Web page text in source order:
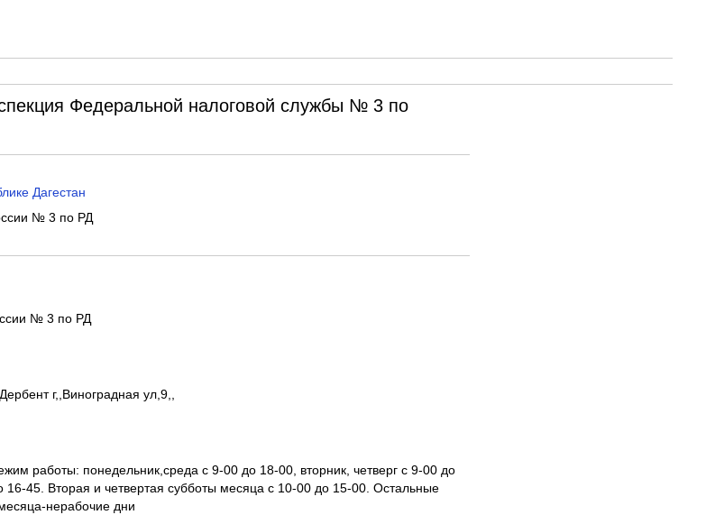
Федеральной налоговой службы № 3 по
Дагестан
№ 3 по РД
№ 3 по РД
г,,Виноградная ул,9,,
работы: понедельник,среда с 9-00 до 18-00, вторник, четверг с 9-00 до
16-45. Вторая и четвертая субботы месяца с 10-00 до 15-00. Остальные
нерабочие дни